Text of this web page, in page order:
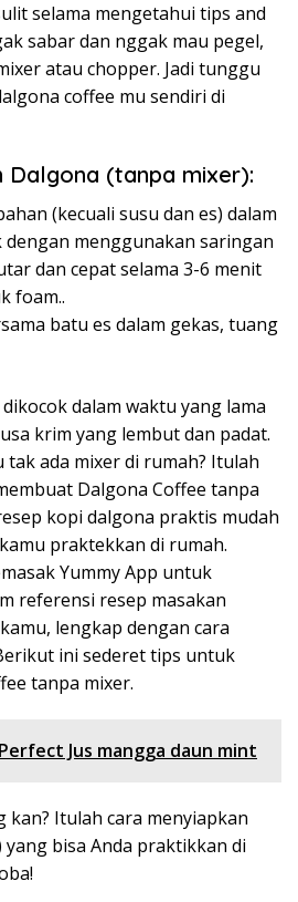
selama mengetahui tips and
sabar dan nggak mau pegel,
atau chopper. Jadi tunggu
coffee mu sendiri di
Dalgona (tanpa mixer):
(kecuali susu dan es) dalam
dengan menggunakan saringan
dan cepat selama 3-6 menit
foam..
batu es dalam gekas, tuang
dalam waktu yang lama
krim yang lembut dan padat.
tak ada mixer di rumah? Itulah
Dalgona Coffee tanpa
kopi dalgona praktis mudah
praktekkan di rumah.
Yummy App untuk
referensi resep masakan
lengkap dengan cara
ini sederet tips untuk
tanpa mixer.
Jus mangga daun mint
kan? Itulah cara menyiapkan
bisa Anda praktikkan di